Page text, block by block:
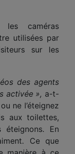
les caméras
utilisées par
sur les
des agents
activée », a-t-
ne l’éteignez
aux toilettes,
éteignons. En
Ce que